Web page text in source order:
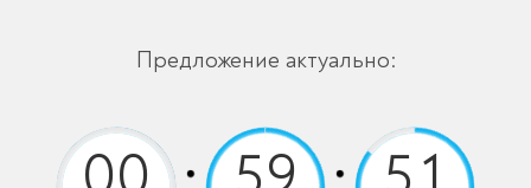
Предложение актуально: